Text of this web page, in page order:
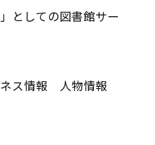
としての図書館サー
ス情報 人物情報